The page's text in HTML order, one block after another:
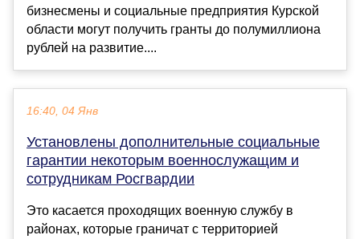
бизнесмены и социальные предприятия Курской
области могут получить гранты до полумиллиона
рублей на развитие....
16:40, 04 Янв
Установлены дополнительные социальные
гарантии некоторым военнослужащим и
сотрудникам Росгвардии
Это касается проходящих военную службу в
районах, которые граничат с территорией